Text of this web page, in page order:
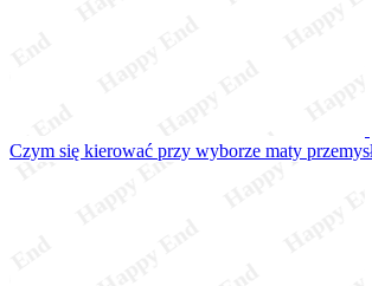
Czym się kierować przy wyborze maty